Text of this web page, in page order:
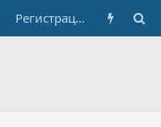
Регистрация